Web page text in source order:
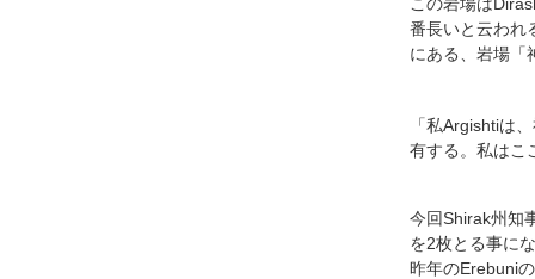
番長いと云われ
にある、岩場「
「私Argishtiは
有する。私はこ
今回Shirak州知
を2枚とる事に
昨年のErebuni